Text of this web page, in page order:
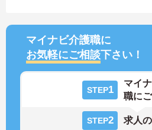
マイナビ介護職に
お気軽にご相談下さい！
STEP1
マイ
職に
STEP2 求人